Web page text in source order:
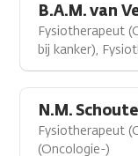
B.A.M. van
Fysiotherapeut
bij kanker),
N.M.
Fysiotherapeut
(Oncologie-)